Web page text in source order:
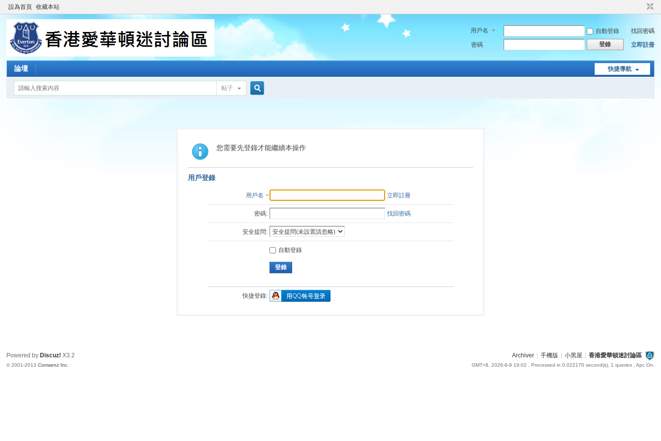
設為首頁 收藏本站
用戶名 自動登錄
找回密碼
密碼
登錄 立即註冊
快捷導航
論壇
帖子
索
您需要先登錄才能繼續本操作
用戶登錄
用戶名 立即註冊
密碼: 找回密碼
安全提問:
自動登錄
登錄
快捷登錄:
Archiver 手機版 小黑屋 香港愛華頓迷討論區
GMT+8, 2026-8-9 19:02 , Processed in 0.022170 second(s), 1 queries , Apc On.
Powered by Discuz! X3.2
© 2001-2013Comsenz Inc.